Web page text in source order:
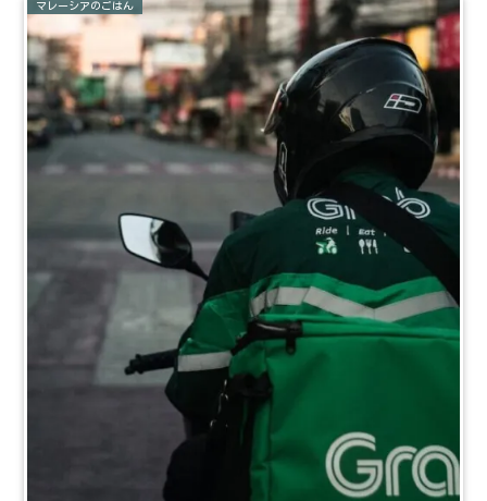
マレーシアのごはん